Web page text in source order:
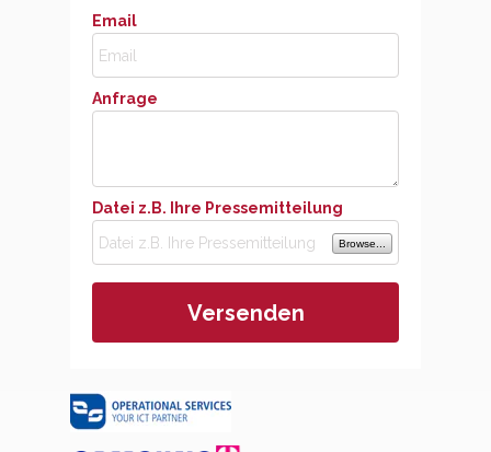
Email
Anfrage
Datei z.B. Ihre Pressemitteilung
Browse...
Versenden